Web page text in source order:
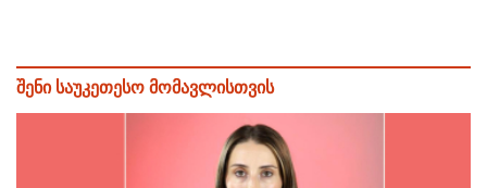
შენი საუკეთესო მომავლისთვის